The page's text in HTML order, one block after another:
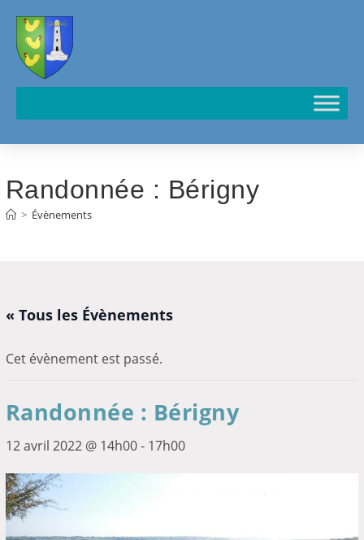
Randonnée : Bérigny
> Évènements
« Tous les Évènements
Cet évènement est passé.
Randonnée : Bérigny
12 avril 2022 @ 14h00- 17h00